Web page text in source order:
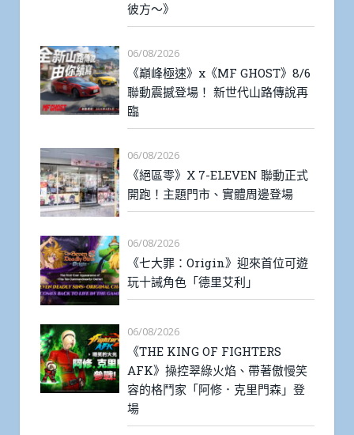
彼方～》
06/08/2026
《巔峰極速》x《MF GHOST》8/6
聯動震撼登場！ 新世代山路傳說再
臨
06/08/2026
《絕區零》X 7-ELEVEN 聯動正式
開跑！主題門市、實體周邊登場
06/08/2026
《七大罪：Origin》迎來首位可遊
玩十誡角色「德里艾利」
06/08/2026
《THE KING OF FIGHTERS
AFK》操控翠綠火焰、帶著傲慢笑
容的格鬥家「阿修．克里門森」登
場